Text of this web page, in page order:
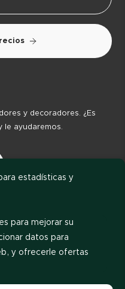
y decoradores. ¿Es
le ayudaremos.
estadísticas y
para mejorar su
datos para
y ofrecerle ofertas